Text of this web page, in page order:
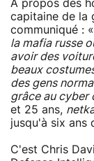
A propos des
capitaine de la
communiqué : «
la mafia russe
avoir des
beaux
des gens
grâce au cyber
et 25 ans,
jusqu'à six ans
C'est Chris